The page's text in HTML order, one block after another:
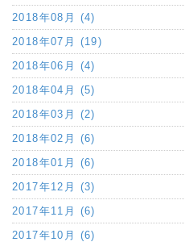
2018年08月 (4)
2018年07月 (19)
2018年06月 (4)
2018年04月 (5)
2018年03月 (2)
2018年02月 (6)
2018年01月 (6)
2017年12月 (3)
2017年11月 (6)
2017年10月 (6)